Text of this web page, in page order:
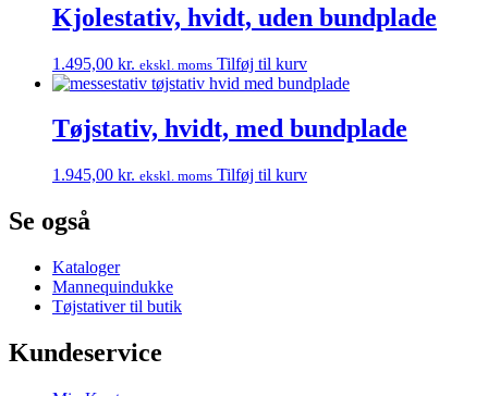
Kjolestativ, hvidt, uden bundplade
1.495,00 kr. ekskl. moms Tilføj til kurv
Tøjstativ, hvidt, med bundplade
1.945,00 kr. ekskl. moms Tilføj til kurv
Se også
Kataloger
Mannequindukke
Tøjstativer til butik
Kundeservice